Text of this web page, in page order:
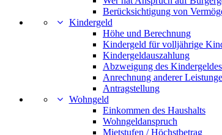
Berücksichtigung von
Kindergeld
Höhe und Berechnung
Kindergeld für volljährige
Kindergeldauszahlung
Abzweigung des Kindergeldes
Anrechnung anderer
Antragstellung
Wohngeld
Einkommen des Haushalts
Wohngeldanspruch
Mietstufen / Höchstbetrag